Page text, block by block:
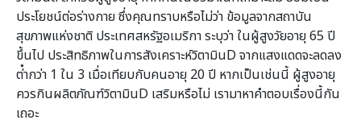
ประโยชน์ต่อร่างกาย ซึ่งคุณทราบหรือไม่ว่า ข้อมูลจากสถาบัน
สุขภาพแห่งชาติ ประเทศสหรัฐอเมริกา ระบุว่า ในผู้สูงวัยอายุ 65 ปี
ขึ้นไป ประสิทธิภาพในการสังเคราะห์วิตามินD จากแสงแดดจะลดลง
ต่ํากว่า 1 ใน 3 เมื่อเทียบกับคนอายุ 20 ปี หากเป็นเช่นนี้ ผู้สูงอายุ
ควรกินผลิตภัณฑ์วิตามินD เสริมหรือไม่ เรามาหาคําตอบเรื่องนี้กัน
เถอะ